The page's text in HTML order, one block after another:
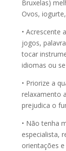
Bruxelas)
Ovos,
• Acrescente
jogos,
tocar
idiomas ou
• Priorize a
relaxamento
prejudica o
• Não tenha
especialista,
orientações